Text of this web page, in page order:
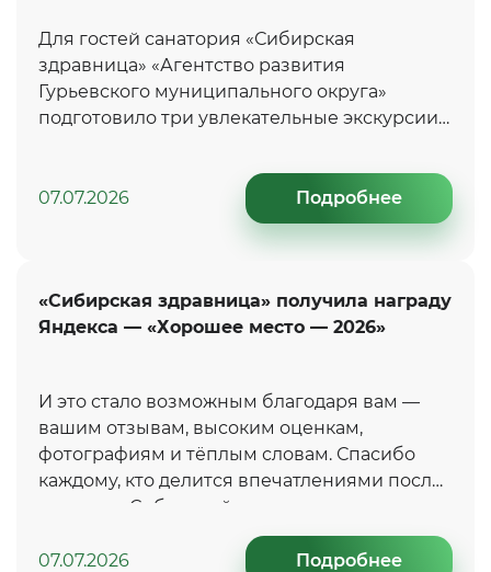
Для гостей санатория «Сибирская
здравница» «Агентство развития
Гурьевского муниципального округа»
подготовило три увлекательные экскурсии
07.07.2026
Подробнее
«Сибирская здравница» получила награду
Яндекса — «Хорошее место — 2026»
И это стало возможным благодаря вам —
вашим отзывам, высоким оценкам,
фотографиям и тёплым словам. Спасибо
каждому, кто делится впечатлениями после
отдыха в «Сибирской здравнице»
07.07.2026 Подробнее